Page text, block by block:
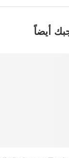
أيضاً